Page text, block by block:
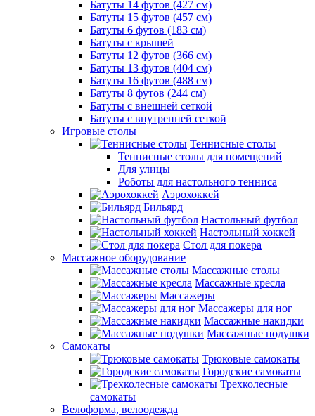
Батуты 14 футов (427 см)
Батуты 15 футов (457 см)
Батуты 6 футов (183 см)
Батуты с крышей
Батуты 12 футов (366 см)
Батуты 13 футов (404 см)
Батуты 16 футов (488 см)
Батуты 8 футов (244 см)
Батуты с внешней сеткой
Батуты с внутренней сеткой
Игровые столы
Теннисные столы
Теннисные столы для помещений
Для улицы
Роботы для настольного тенниса
Аэрохоккей
Бильярд
Настольный футбол
Настольный хоккей
Стол для покера
Массажное оборудование
Массажные столы
Массажные кресла
Массажеры
Массажеры для ног
Массажные накидки
Массажные подушки
Самокаты
Трюковые самокаты
Городские самокаты
Трехколесные
самокаты
Велоформа, велоодежда